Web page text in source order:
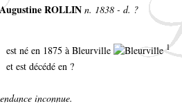
ROLLIN n. 1838 - d. ?
est né en 1875 à Bleurville 1
et est décédé en ?
inconnue.